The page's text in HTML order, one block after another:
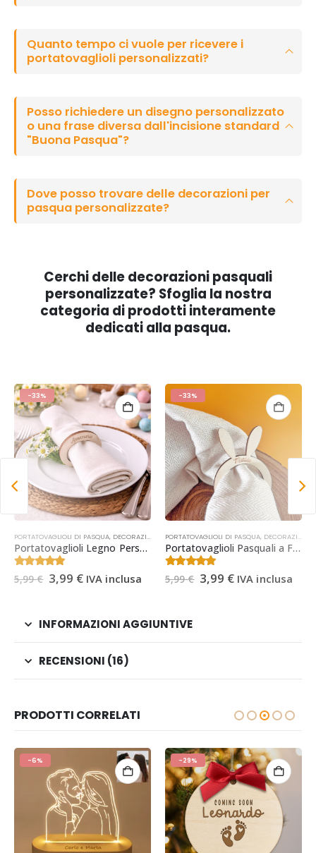
Quanto tempo ci vuole per ricevere i
portatovaglioli personalizzati?
Posso richiedere un disegno personalizzato
o una frase diversa dall'incisione standard
"Buona Pasqua"?
Dove posso trovare delle decorazioni per
pasqua personalizzate?
Cerchi delle decorazioni pasquali
personalizzate? Sfoglia la nostra
categoria di prodotti interamente
dedicati alla pasqua.
PASQUALI ,OCCASIONI,PASQUA
-33%
PORTATOVAGLIOLI DI PASQUA, DECORAZIONI PASQUALI ,OCCASIONI ,PASQUA
Portatovaglioli Legno Personalizzati Buona Pasqua | Decorazioni Pasquali Personalizzate
4.69Su 5
5,99€ Il
prezzo
5,99 €.
3,99 €Il
3,99 €.
IVA inclusa
-33%
PORTATOVAGLIOLI DI PASQUA, DECORAZIONI PASQUALI
Portatovaglioli Pasquali a Forma di Coniglietto | Decorazioni Pasquali Personalizzate
4.38Su 5
5,99€ Il
prezzo
3,99 €IlIVA inclusa
INFORMAZIONI AGGIUNTIVE
RECENSIONI (16)
PRODOTTI CORRELATI
-6% -29%